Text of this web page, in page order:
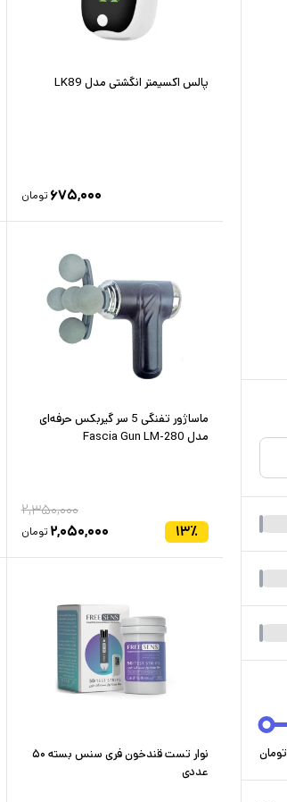
تومان
پالس اکسیمتر انگشتی مدل LK89
۶۷۵,۰۰۰ تومان
ماساژور تفنگی 5 سر گیربکس حرفه‌ای
مدل Fascia Gun LM-280
۱۳٪
۲,۳۵۰,۰۰۰
۲,۰۵۰,۰۰۰ تومان
نوار تست قندخون فری سنس بسته ۵۰
عددی